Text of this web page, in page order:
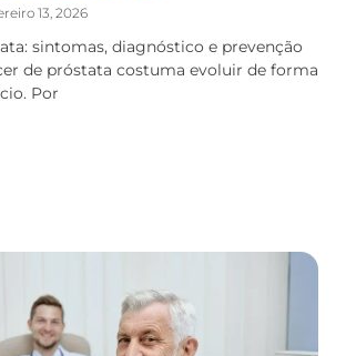
13, 2026
sintomas, diagnóstico e prevenção
de próstata costuma evoluir de forma
Por